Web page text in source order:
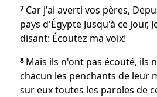
7 Car j'ai averti vos pères,
pays d'Égypte Jusqu'à ce jour,
disant: Écoutez ma voix!
8 Mais ils n'ont pas écouté, ils
chacun les penchants de leur
sur eux toutes les paroles de